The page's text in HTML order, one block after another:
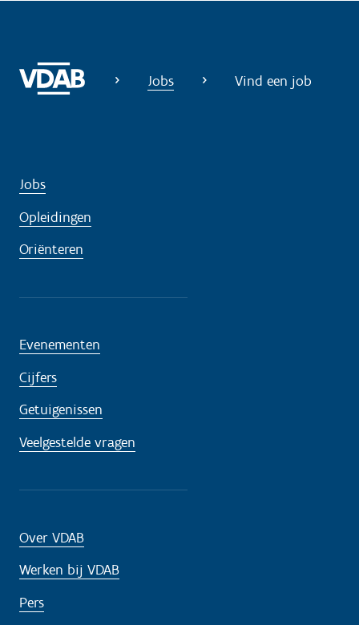
Jobs Vind een job
Jobs
Opleidingen
Oriënteren
Evenementen
Cijfers
Getuigenissen
Veelgestelde vragen
Over VDAB
Werken bij VDAB
Pers